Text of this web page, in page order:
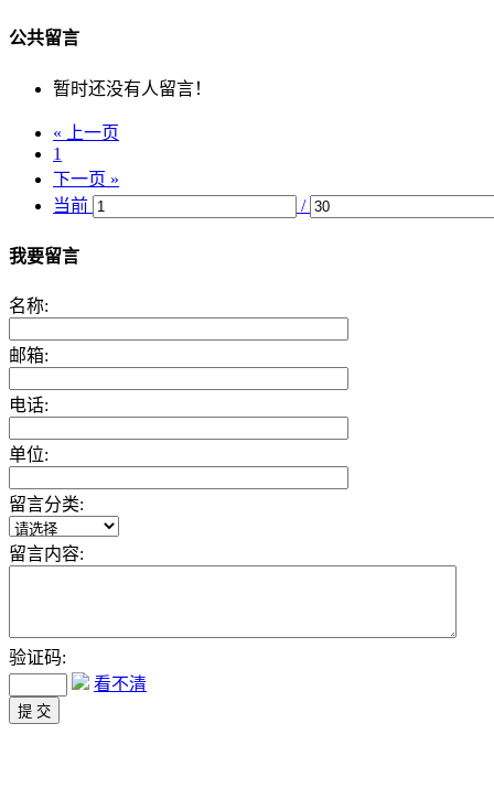
公共留言
暂时还没有人留言！
« 上一页
1
下一页 »
当前
/
我要留言
名称:
邮箱:
电话:
单位:
留言分类:
留言内容:
验证码:
看不清